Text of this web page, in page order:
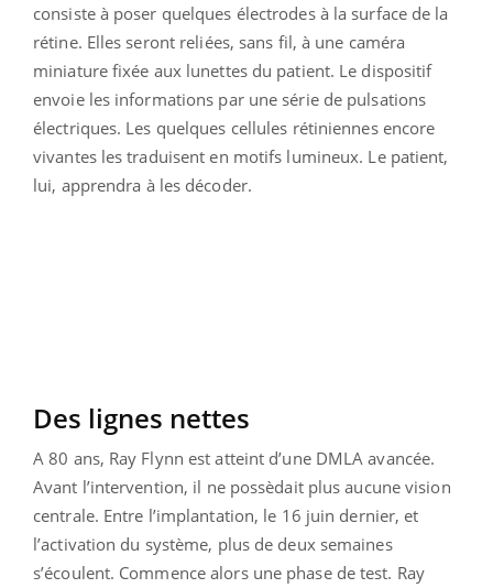
consiste à poser quelques électrodes à la surface de la
rétine. Elles seront reliées, sans fil, à une caméra
miniature fixée aux lunettes du patient. Le dispositif
envoie les informations par une série de pulsations
électriques. Les quelques cellules rétiniennes encore
vivantes les traduisent en motifs lumineux. Le patient,
lui, apprendra à les décoder.
Des lignes nettes
A 80 ans, Ray Flynn est atteint d’une DMLA avancée.
Avant l’intervention, il ne possèdait plus aucune vision
centrale. Entre l’implantation, le 16 juin dernier, et
l’activation du système, plus de deux semaines
s’écoulent. Commence alors une phase de test. Ray